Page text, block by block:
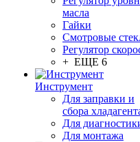
масла
Гайки
Смотровые
Регулятор
+ ЕЩЕ 6
Инструмент
Для заправки и
сбора
Для
Для монтажа